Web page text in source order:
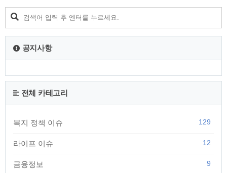
공지사항
전체 카테고리
복지 정책 이슈 129
라이프 이슈 12
금융정보 9